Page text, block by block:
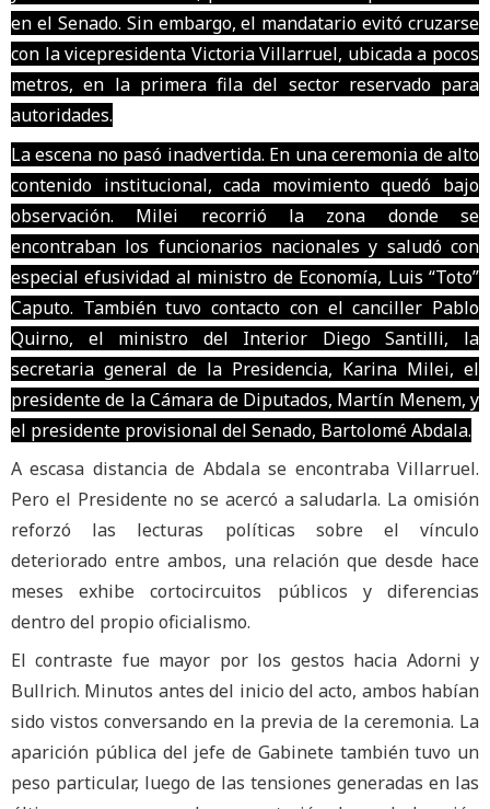
en el Senado. Sin embargo, el mandatario evitó cruzarse
con la vicepresidenta Victoria Villarruel, ubicada a pocos
metros, en la primera fila del sector reservado para
autoridades.
La escena no pasó inadvertida. En una ceremonia de alto
contenido institucional, cada movimiento quedó bajo
observación. Milei recorrió la zona donde se
encontraban los funcionarios nacionales y saludó con
especial efusividad al ministro de Economía, Luis “Toto”
Caputo. También tuvo contacto con el canciller Pablo
Quirno, el ministro del Interior Diego Santilli, la
secretaria general de la Presidencia, Karina Milei, el
presidente de la Cámara de Diputados, Martín Menem, y
el presidente provisional del Senado, Bartolomé Abdala.
A escasa distancia de Abdala se encontraba Villarruel.
Pero el Presidente no se acercó a saludarla. La omisión
reforzó las lecturas políticas sobre el vínculo
deteriorado entre ambos, una relación que desde hace
meses exhibe cortocircuitos públicos y diferencias
dentro del propio oficialismo.
El contraste fue mayor por los gestos hacia Adorni y
Bullrich. Minutos antes del inicio del acto, ambos habían
sido vistos conversando en la previa de la ceremonia. La
aparición pública del jefe de Gabinete también tuvo un
peso particular, luego de las tensiones generadas en las